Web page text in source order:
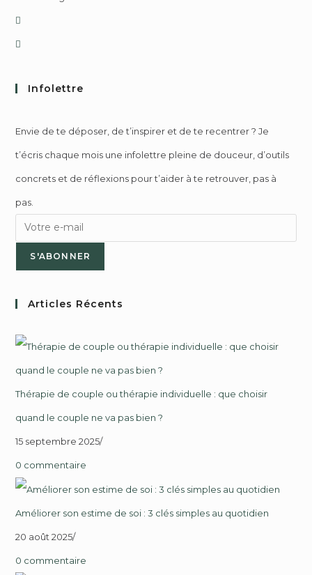
Infolettre
Envie de te déposer, de t’inspirer et de te recentrer ? Je
t’écris chaque mois une infolettre pleine de douceur, d’outils
concrets et de réflexions pour t’aider à te retrouver, pas à
pas.
S'ABONNER
Articles Récents
Thérapie de couple ou thérapie individuelle : que choisir
quand le couple ne va pas bien ?
15 septembre 2025/
0 commentaire
Améliorer son estime de soi : 3 clés simples au quotidien
20 août 2025/
0 commentaire